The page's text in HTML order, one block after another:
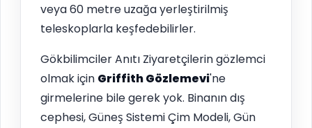
veya 60 metre uzağa yerleştirilmiş
teleskoplarla keşfedebilirler.
Gökbilimciler Anıtı Ziyaretçilerin gözlemci
olmak için Griffith Gözlemevi'ne
girmelerine bile gerek yok. Binanın dış
cephesi, Güneş Sistemi Çim Modeli, Gün